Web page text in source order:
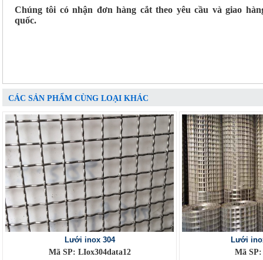
Chúng tôi có nhận đơn hàng cắt theo yêu cầu và giao
quốc.
CÁC SẢN PHẨM CÙNG LOẠI KHÁC
Lưới inox 304
Mã SP: LIox304data12
Lưới
Mã